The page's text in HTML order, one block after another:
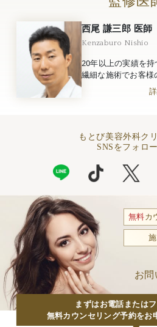
西尾 謙三郎 医師
Kenzaburo Nishio
20年以上の実績を
繊細な施術でお客様
もとび美容外科ク
SNSをフォロ
無料カ
お問
まずはお電話または
無料カウンセリング予約をお